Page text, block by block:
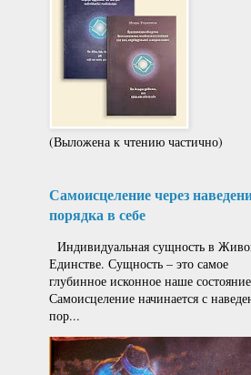
(Выложена к чтению частично)
Самоисцеление через
порядка в себе
Индивидуальная сущность в
Единстве. Сущность – это самое
глубинное исконное наше
Самоисцеление начинается с
пор...